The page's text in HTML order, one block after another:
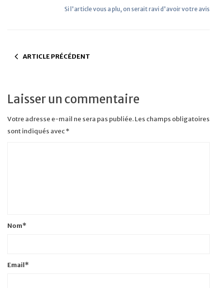
Si l'article vous a plu, on serait ravi d'avoir votre avis
ARTICLE PRÉCÉDENT
Laisser un commentaire
Votre adresse e-mail ne sera pas publiée.Les champs obligatoires
sont indiqués avec*
Nom*
Email*